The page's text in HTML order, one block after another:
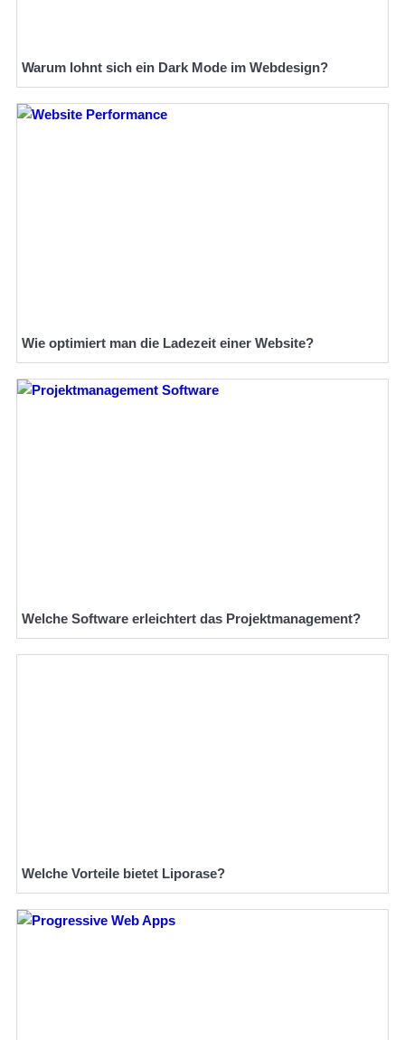
Warum lohnt sich ein Dark Mode im Webdesign?
Wie optimiert man die Ladezeit einer Website?
Welche Software erleichtert das Projektmanagement?
Welche Vorteile bietet Liporase?